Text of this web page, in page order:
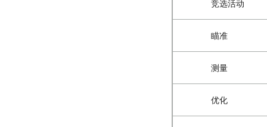
如何访问
广告商快速入
如何创建广告
如何管理多用
账户安全最佳实
竞选活动
如何启动新的
如何选择广告
瞄准
受众精准定向
预建受众群体
测量
安装
优化